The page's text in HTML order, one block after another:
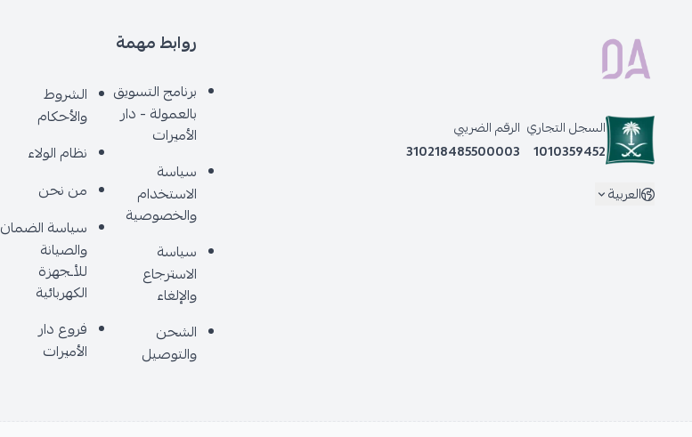
السجل التجاري
1010359452
الرقم الضريبي
310218485500003
العربية
روابط مهمة
برنامج التسويق
بالعمولة - دار
الأميرات
سياسة
الاستخدام
والخصوصية
سياسة
الاسترجاع
والإلغاء
الشحن
والتوصيل
الشروط
والأحكام
نظام الولاء
من نحن
سياسة الضمان
والصيانة
للأـجهزة
الكهربائية
فروع دار
الأميرات